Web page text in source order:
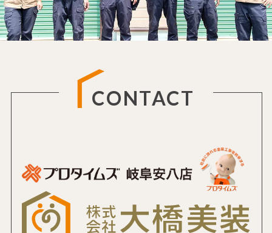
CONTACT